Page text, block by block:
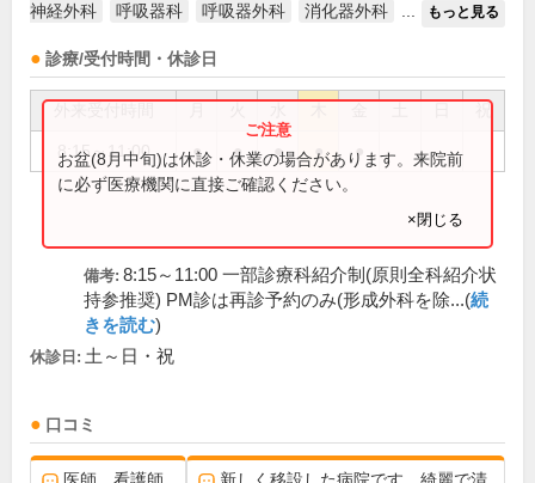
神経外科
呼吸器科 呼吸器外科 消化器外科 もっと見る
診療/受付時間・休診日
祝
8:15～11:00 ● ● ● ● ●
お盆(8月中旬)は休診・休業の場合があります。来院前
に必ず医療機関に直接ご確認ください。
×閉じる
備考: 8:15～11:00 一部診療科紹介制(原則全科紹介状
持参推奨) PM診は再診予約のみ(形成外科を除...(続
きを読む)
休診日: 土～日・祝
口コミ